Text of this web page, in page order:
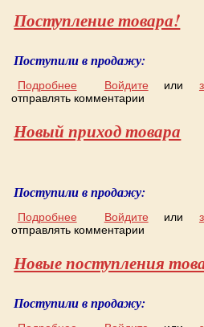
Поступление товара!
Поступили в продажу:
Подробнее о Поступление товара!
Войдите или
отправлять комментарии
Новый приход товара
Поступили в продажу:
Подробнее о Новый приход товара
Войдите или
отправлять комментарии
Новые поступления
Поступили в продажу: